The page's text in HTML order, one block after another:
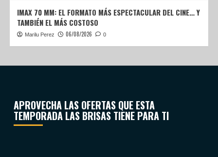
IMAX 70 MM: EL FORMATO MÁS ESPECTACULAR DEL CINE… Y
TAMBIÉN EL MÁS COSTOSO
Marilu Perez 06/08/2026 0
APROVECHA LAS OFERTAS QUE ESTA
TEMPORADA LAS BRISAS TIENE PARA TI